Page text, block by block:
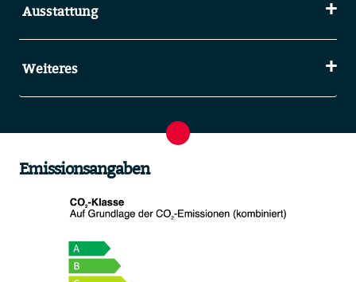
Ausstattung
Weiteres
Emissionsangaben